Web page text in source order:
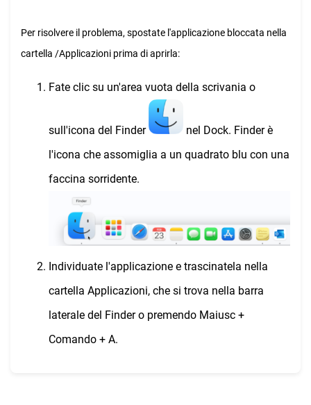
Per risolvere il problema, spostate l'applicazione bloccata nella
cartella /Applicazioni prima di aprirla:
Fate clic su un'area vuota della scrivania o
sull'icona del Finder
nel Dock. Finder è
l'icona che assomiglia a un quadrato blu con una
faccina sorridente.
Individuate l'applicazione e trascinatela nella
cartella Applicazioni, che si trova nella barra
laterale del Finder o premendo Maiusc +
Comando + A.